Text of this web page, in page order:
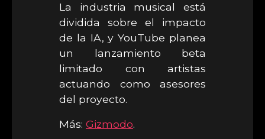
La industria musical está
dividida sobre el impacto
de la IA, y YouTube planea
un lanzamiento beta
limitado con artistas
actuando como asesores
del proyecto.
Más: Gizmodo.